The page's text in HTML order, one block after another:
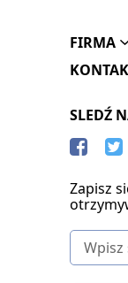
FIRMA
SLEDŹ
Zapisz